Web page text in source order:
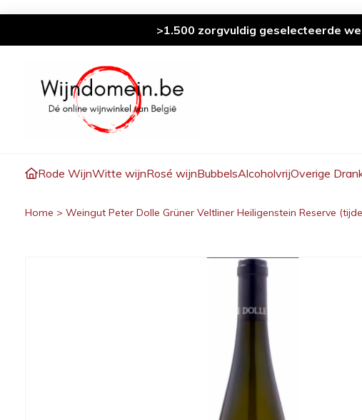
>1.500 zorgvuldig geselecteerde
Rode WijnWitte wijnRosé wijnBubbelsAlcoholvrijOverige
Home > Weingut Peter Dolle Grüner Veltliner Heiligenstein Reserve